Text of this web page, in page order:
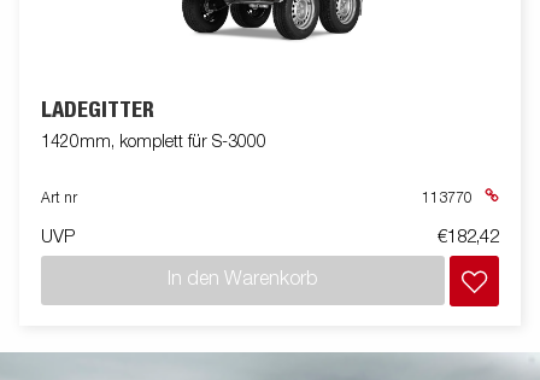
LADEGITTER
1420mm, komplett für S-3000
Art nr 113770
UVP €182,42
In den Warenkorb